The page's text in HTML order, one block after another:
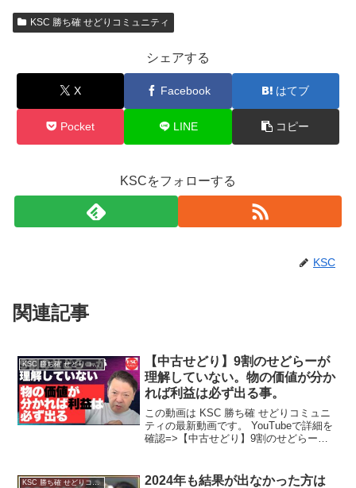
KSC 勝ち確 せどりコミュニティ
シェアする
X Facebook はてブ
Pocket LINE コピー
KSCをフォローする
KSC
関連記事
KSC 勝ち確 せどりコミュニティ
【中古せどり】9割のせどらーが
理解していない。物の価値が分か
れば利益は必ず出る事。
この動画は KSC 勝ち確 せどりコミュニ
ティの最新動画です。 YouTubeで詳細を
確認=>【中古せどり】9割のせどらーが
KSC 勝ち確 せどりコミュニティ
2024年も結果が出なかった方は